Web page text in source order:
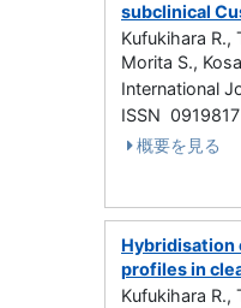
subclinical
Kufukihara R.,
Morita S.,
International
ISSN
概要を見る
Hybridisation
profiles in
Kufukihara R.,